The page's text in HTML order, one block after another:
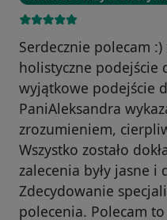
Serdecznie polecam
holistyczne podejście
wyjątkowe podejście
PaniAleksandra
zrozumieniem,
Wszystko zostało
zalecenia były jasne
Zdecydowanie
polecenia. Polecam